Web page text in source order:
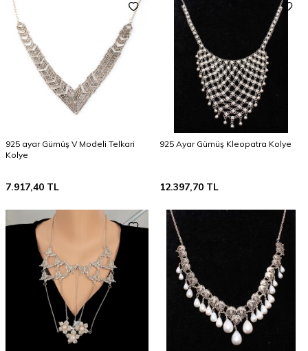
925 ayar Gümüş V Modeli Telkari
Kolye
7.917,40 TL
925 Ayar Gümüş Kleopatra Kolye
12.397,70 TL